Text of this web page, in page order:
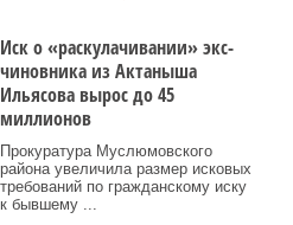
Иск о «раскулачивании» экс-
чиновника из Актаныша
Ильясова вырос до 45
миллионов
Прокуратура Муслюмовского
района увеличила размер исковых
требований по гражданскому иску
к бывшему ...